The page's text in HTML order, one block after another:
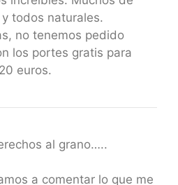
todos naturales.
no tenemos pedido
los portes gratis para
euros.
al grano…..
a comentar lo que me